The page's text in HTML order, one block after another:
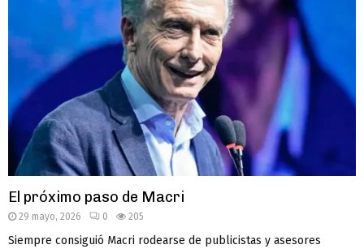
El próximo paso de Macri
29 mayo, 2026 0 205
Siempre consiguió Macri rodearse de publicistas y asesores